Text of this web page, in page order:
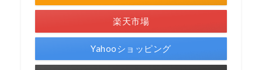
楽天市場
Yahooショッピング